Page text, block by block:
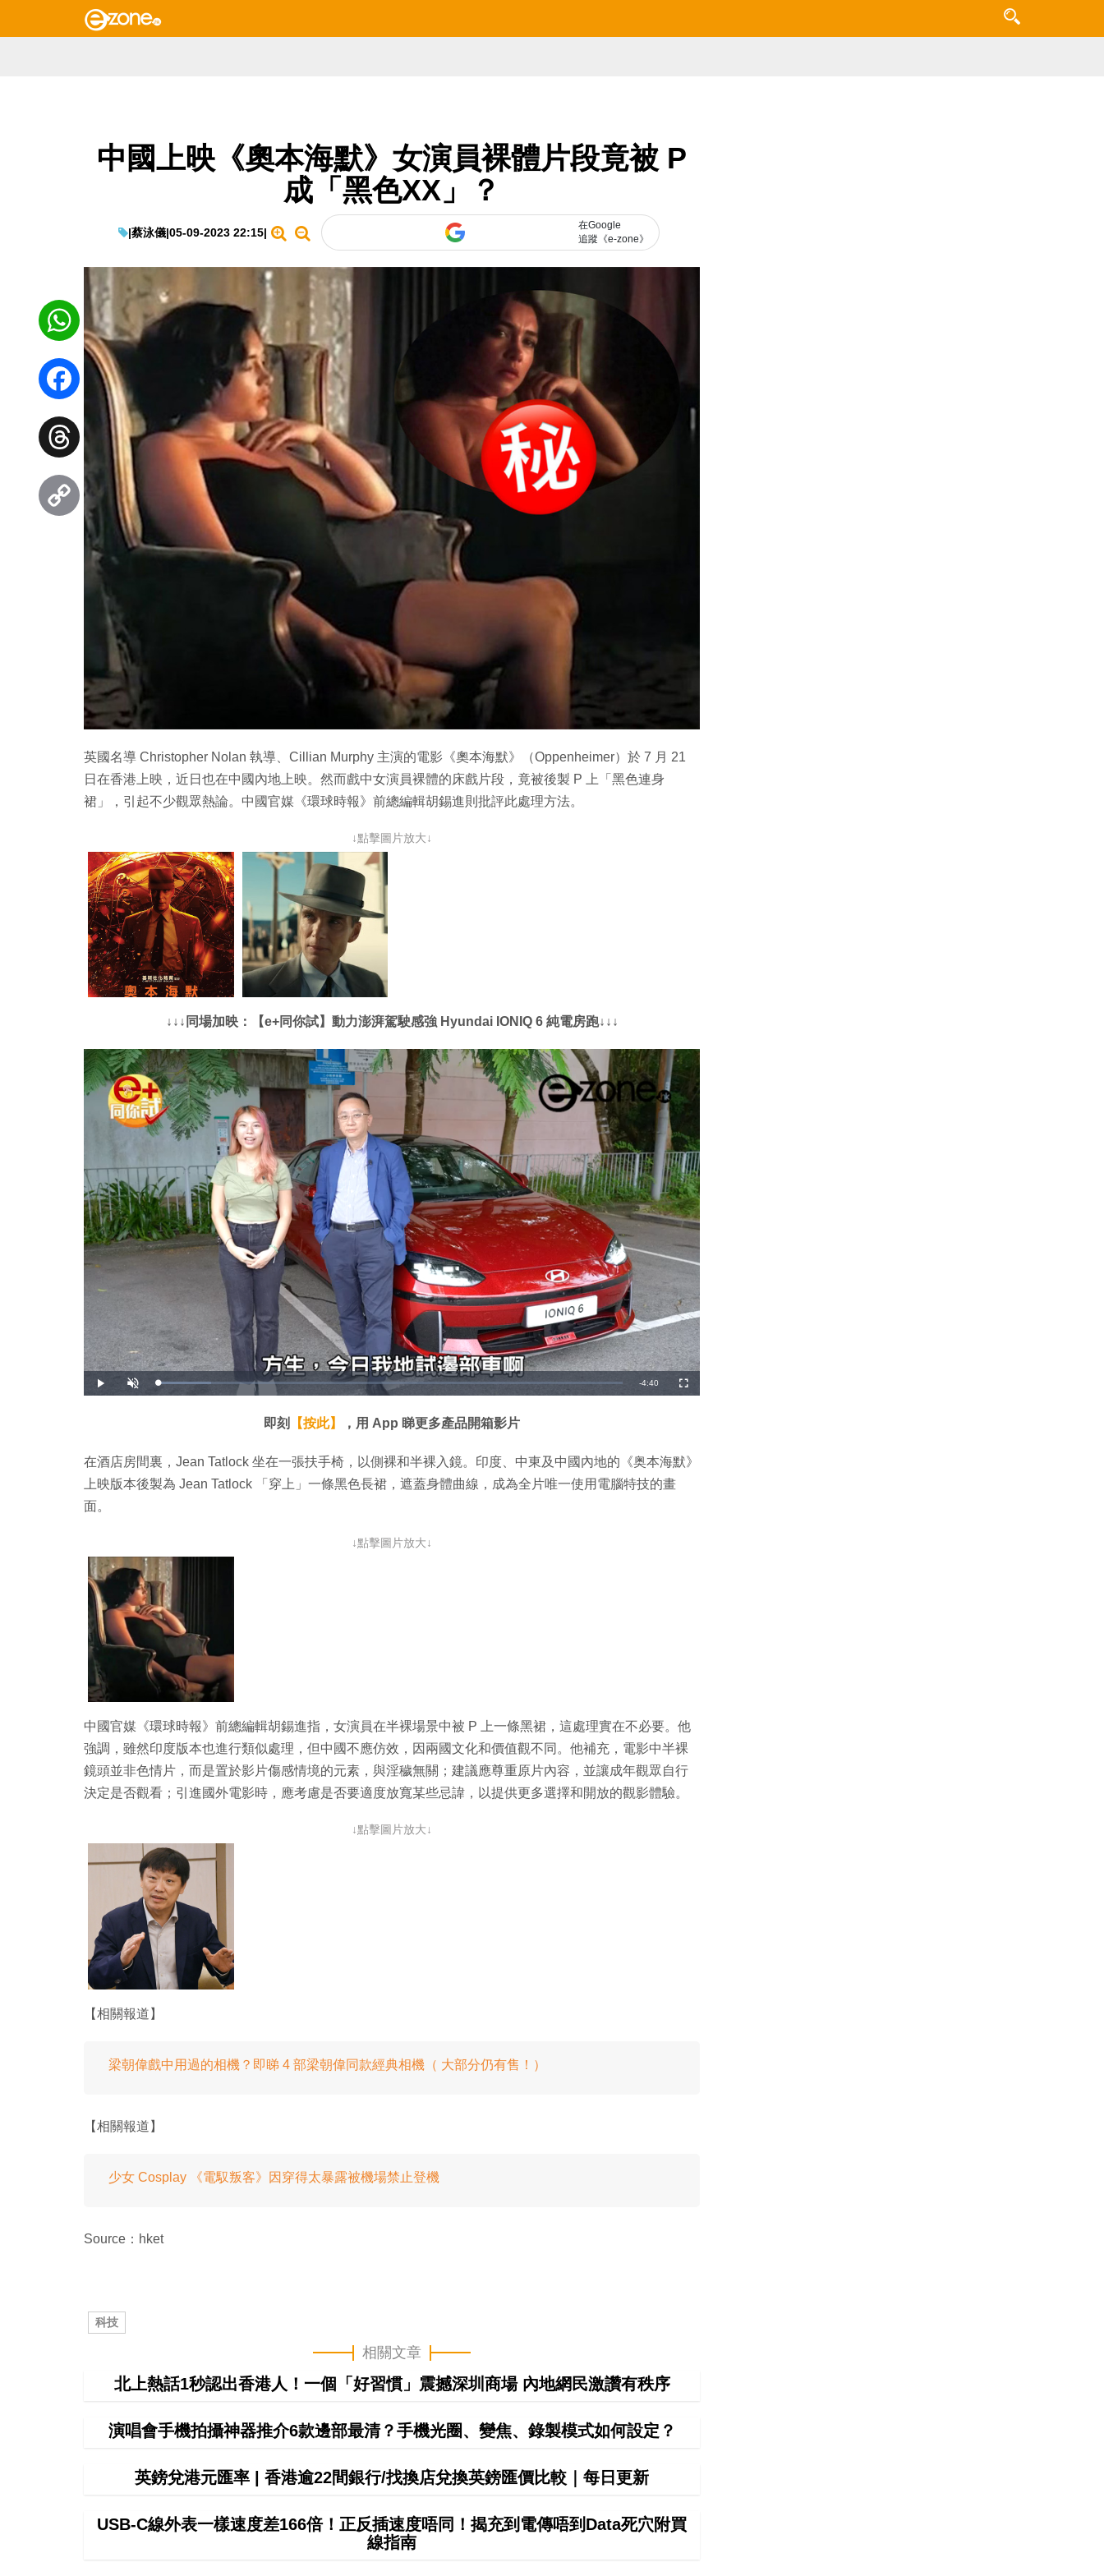
中國上映《奧本海默》女演員裸體片段竟被 P
成「黑色XX」？
|蔡泳儀|05-09-2023 22:15|
在Google
追蹤《e-zone》
英國名導 Christopher Nolan 執導、Cillian Murphy 主演的電影《奧本海默》（Oppenheimer）於 7 月 21
日在香港上映，近日也在中國內地上映。然而戲中女演員裸體的床戲片段，竟被後製 P 上「黑色連身
裙」，引起不少觀眾熱論。中國官媒《環球時報》前總編輯胡錫進則批評此處理方法。
↓點擊圖片放大↓
↓↓↓同場加映：【e+同你試】動力澎湃駕駛感強 Hyundai IONIQ 6 純電房跑↓↓↓
播
放
開
啟
載
入
7
%
剩
間
-4:40
全
螢
即刻 【按此】 ，用 App 睇更多產品開箱影片
在酒店房間裏，Jean Tatlock 坐在一張扶手椅，以側裸和半裸入鏡。印度、中東及中國內地的《奥本海默》
上映版本後製為 Jean Tatlock 「穿上」一條黑色長裙，遮蓋身體曲線，成為全片唯一使用電腦特技的畫
面。
↓點擊圖片放大↓
中國官媒《環球時報》前總編輯胡錫進指，女演員在半裸場景中被 P 上一條黑裙，這處理實在不必要。他
強調，雖然印度版本也進行類似處理，但中國不應仿效，因兩國文化和價值觀不同。他補充，電影中半裸
鏡頭並非色情片，而是置於影片傷感情境的元素，與淫穢無關；建議應尊重原片內容，並讓成年觀眾自行
決定是否觀看；引進國外電影時，應考慮是否要適度放寬某些忌諱，以提供更多選擇和開放的觀影體驗。
↓點擊圖片放大↓
【相關報道】
梁朝偉戲中用過的相機？即睇 4 部梁朝偉同款經典相機（ 大部分仍有售！）
【相關報道】
少女 Cosplay 《電馭叛客》因穿得太暴露被機場禁止登機
Source：hket
科技
相關文章
北上熱話1秒認出香港人！一個「好習慣」震撼深圳商場 內地網民激讚有秩序
演唱會手機拍攝神器推介6款邊部最清？手機光圈、變焦、錄製模式如何設定？
英鎊兌港元匯率 | 香港逾22間銀行/找換店兌換英鎊匯價比較｜每日更新
USB-C線外表一樣速度差166倍！正反插速度唔同！揭充到電傳唔到Data死穴附買
線指南
WhatsApp
Facebook
Threads
Copy